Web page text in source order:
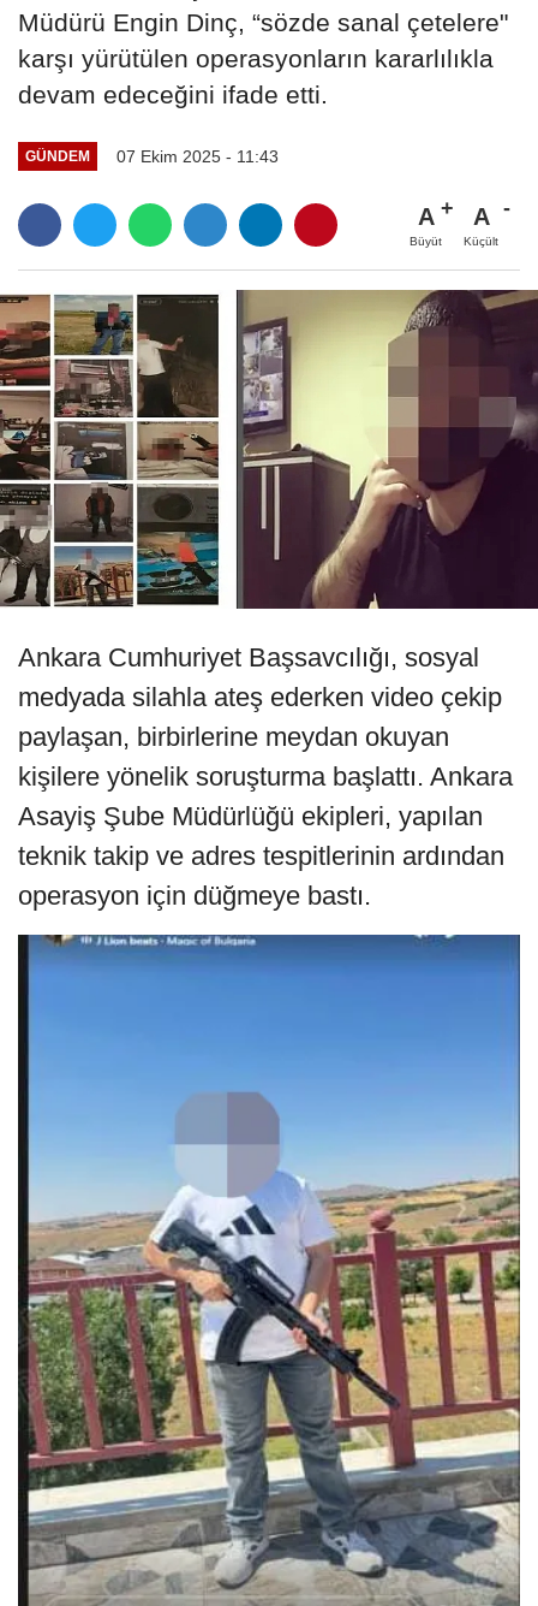
Müdürü Engin Dinç, “sözde sanal çetelere"
karşı yürütülen operasyonların kararlılıkla
devam edeceğini ifade etti.
GÜNDEM 07 Ekim 2025 - 11:43
A
Büyüt
A
Küçült
Ankara Cumhuriyet Başsavcılığı, sosyal
medyada silahla ateş ederken video çekip
paylaşan, birbirlerine meydan okuyan
kişilere yönelik soruşturma başlattı. Ankara
Asayiş Şube Müdürlüğü ekipleri, yapılan
teknik takip ve adres tespitlerinin ardından
operasyon için düğmeye bastı.